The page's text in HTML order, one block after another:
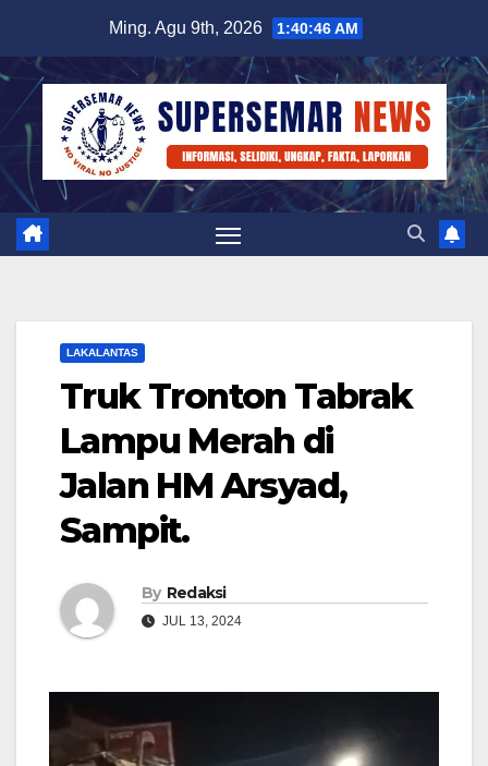
content
Ming. Agu 9th, 2026 1:40:47 AM
LAKALANTAS
Truk Tronton Tabrak
Lampu Merah di
Jalan HM Arsyad,
Sampit.
By Redaksi
JUL 13, 2024